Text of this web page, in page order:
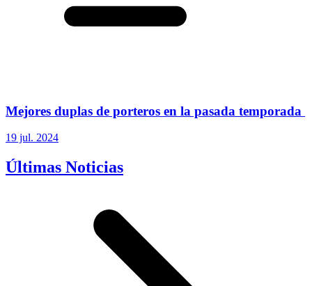
Mejores duplas de porteros en la pasada temporada
19 jul. 2024
Últimas Noticias